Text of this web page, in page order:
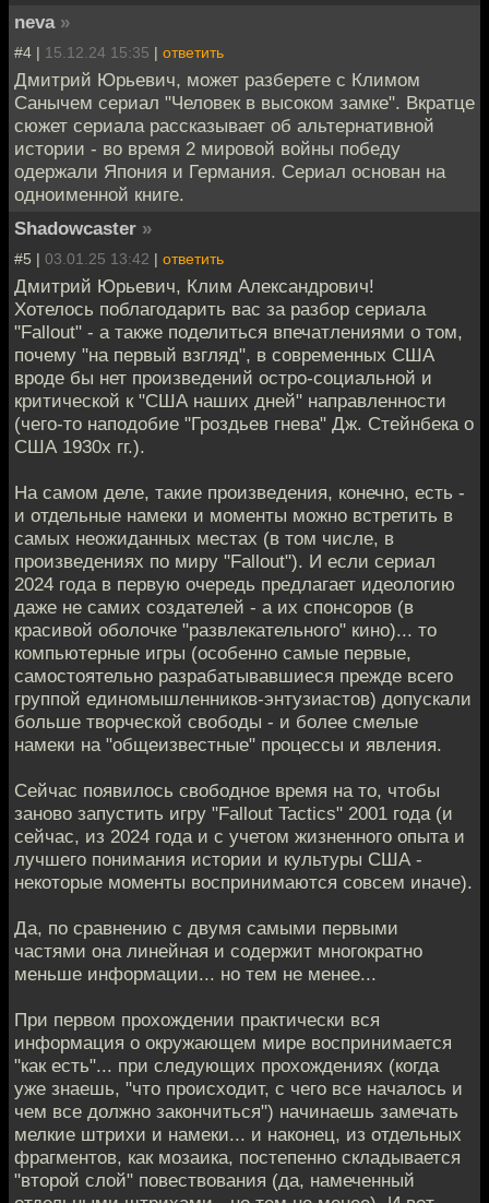
neva »
#4 | 15.12.24 15:35 | ответить
Дмитрий Юрьевич, может разберете с Климом
Санычем сериал "Человек в высоком замке". Вкратце
сюжет сериала рассказывает об альтернативной
истории - во время 2 мировой войны победу
одержали Япония и Германия. Сериал основан на
одноименной книге.
Shadowcaster »
#5 | 03.01.25 13:42 | ответить
Дмитрий Юрьевич, Клим Александрович!
Хотелось поблагодарить вас за разбор сериала
"Fallout" - а также поделиться впечатлениями о том,
почему "на первый взгляд", в современных США
вроде бы нет произведений остро-социальной и
критической к "США наших дней" направленности
(чего-то наподобие "Гроздьев гнева" Дж. Стейнбека о
США 1930х гг.).
На самом деле, такие произведения, конечно, есть -
и отдельные намеки и моменты можно встретить в
самых неожиданных местах (в том числе, в
произведениях по миру "Fallout"). И если сериал
2024 года в первую очередь предлагает идеологию
даже не самих создателей - а их спонсоров (в
красивой оболочке "развлекательного" кино)... то
компьютерные игры (особенно самые первые,
самостоятельно разрабатывавшиеся прежде всего
группой единомышленников-энтузиастов) допускали
больше творческой свободы - и более смелые
намеки на "общеизвестные" процессы и явления.
Сейчас появилось свободное время на то, чтобы
заново запустить игру "Fallout Tactics" 2001 года (и
сейчас, из 2024 года и с учетом жизненного опыта и
лучшего понимания истории и культуры США -
некоторые моменты воспринимаются совсем иначе).
Да, по сравнению с двумя самыми первыми
частями она линейная и содержит многократно
меньше информации... но тем не менее...
При первом прохождении практически вся
информация о окружающем мире воспринимается
"как есть"... при следующих прохождениях (когда
уже знаешь, "что происходит, с чего все началось и
чем все должно закончиться") начинаешь замечать
мелкие штрихи и намеки... и наконец, из отдельных
фрагментов, как мозаика, постепенно складывается
"второй слой" повествования (да, намеченный